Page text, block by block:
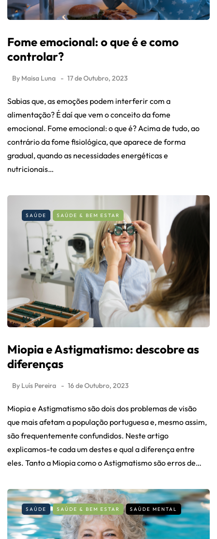
Fome emocional: o que é e como
controlar?
By Maisa Luna 17 de Outubro, 2023
Sabias que, as emoções podem interferir com a
alimentação? É daí que vem o conceito da fome
emocional. Fome emocional: o que é? Acima de tudo, ao
contrário da fome fisiológica, que aparece de forma
gradual, quando as necessidades energéticas e
nutricionais…
SAÚDE SAÚDE & BEM ESTAR
Miopia e Astigmatismo: descobre as
diferenças
By Luís Pereira 16 de Outubro, 2023
Miopia e Astigmatismo são dois dos problemas de visão
que mais afetam a população portuguesa e, mesmo assim,
são frequentemente confundidos. Neste artigo
explicamos-te cada um destes e qual a diferença entre
eles. Tanto a Miopia como o Astigmatismo são erros de…
SAÚDE SAÚDE & BEM ESTAR SAÚDE MENTAL